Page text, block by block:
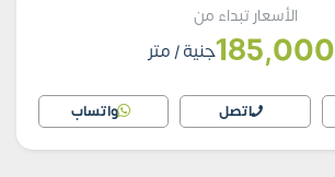
الأسعار تبداء من
185,000جنية/ متر
اتصل واتساب